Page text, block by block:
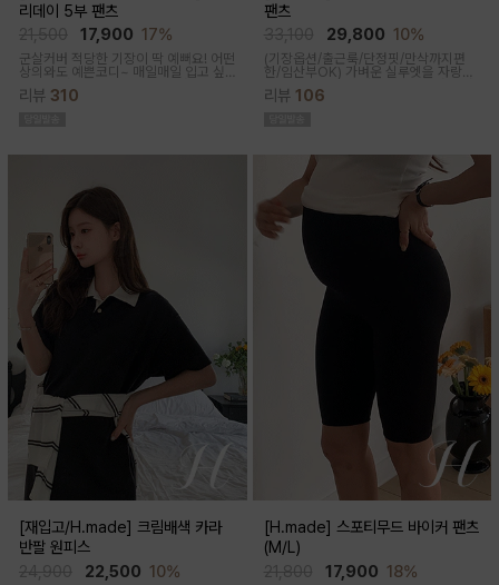
리데이 5부 팬츠
17,900 17%
군살커버 적당한 기장이 딱 예뻐요! 어떤
상의와도 예쁜코디~ 매일매일 입고 싶
한 5부 기장감으로 군살커버
리뷰 310
팬츠
29,800 10%
(기장옵션/출근룩/단정핏/만삭까지편
한/임산부OK) 가벼운 실루엣을 자랑하
단감과 디자인으로 쾌적하게 착용돼요
리뷰 106
[재입고/H.made] 크림배색 카라
반팔 원피스
22,500 10%
[H.made] 스포티무드 바이커 팬츠
(M/L)
17,900 18%